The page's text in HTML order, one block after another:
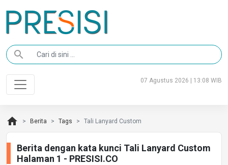
search
07 Agustus 2026 | 13:08 WIB
home Berita Tags Tali Lanyard Custom
Berita dengan kata kunci Tali Lanyard Custom
Halaman 1 - PRESISI.CO